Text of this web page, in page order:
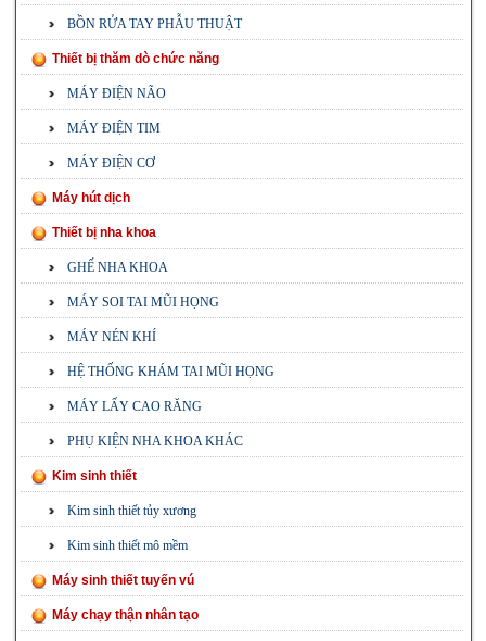
BỒN RỬA TAY PHẪU THUẬT
Thiết bị thăm dò chức năng
MÁY ĐIỆN NÃO
MÁY ĐIỆN TIM
MÁY ĐIỆN CƠ
Máy hút dịch
Thiết bị nha khoa
GHẾ NHA KHOA
MÁY SOI TAI MŨI HỌNG
MÁY NÉN KHÍ
HỆ THỐNG KHÁM TAI MŨI HỌNG
MÁY LẤY CAO RĂNG
PHỤ KIỆN NHA KHOA KHÁC
Kim sinh thiết
Kim sinh thiết tủy xương
Kim sinh thiết mô mềm
Máy sinh thiết tuyến vú
Máy chạy thận nhân tạo